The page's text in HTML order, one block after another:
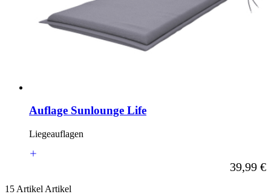
Auflage Sunlounge Life
Liegeauflagen
Ab
39,99 €
15 Artikel Artikel